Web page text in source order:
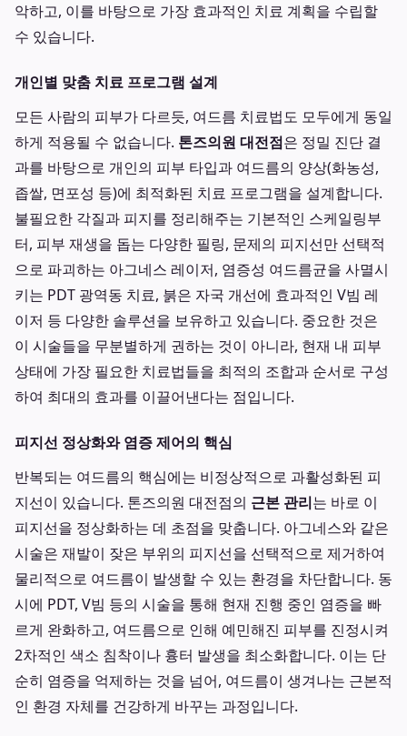
악하고, 이를 바탕으로 가장 효과적인 치료 계획을 수립할
수 있습니다.
개인별 맞춤 치료 프로그램 설계
모든 사람의 피부가 다르듯, 여드름 치료법도 모두에게 동일
하게 적용될 수 없습니다. 톤즈의원 대전점은 정밀 진단 결
과를 바탕으로 개인의 피부 타입과 여드름의 양상(화농성,
좁쌀, 면포성 등)에 최적화된 치료 프로그램을 설계합니다.
불필요한 각질과 피지를 정리해주는 기본적인 스케일링부
터, 피부 재생을 돕는 다양한 필링, 문제의 피지선만 선택적
으로 파괴하는 아그네스 레이저, 염증성 여드름균을 사멸시
키는 PDT 광역동 치료, 붉은 자국 개선에 효과적인 V빔 레
이저 등 다양한 솔루션을 보유하고 있습니다. 중요한 것은
이 시술들을 무분별하게 권하는 것이 아니라, 현재 내 피부
상태에 가장 필요한 치료법들을 최적의 조합과 순서로 구성
하여 최대의 효과를 이끌어낸다는 점입니다.
피지선 정상화와 염증 제어의 핵심
반복되는 여드름의 핵심에는 비정상적으로 과활성화된 피
지선이 있습니다. 톤즈의원 대전점의 근본 관리는 바로 이
피지선을 정상화하는 데 초점을 맞춥니다. 아그네스와 같은
시술은 재발이 잦은 부위의 피지선을 선택적으로 제거하여
물리적으로 여드름이 발생할 수 있는 환경을 차단합니다. 동
시에 PDT, V빔 등의 시술을 통해 현재 진행 중인 염증을 빠
르게 완화하고, 여드름으로 인해 예민해진 피부를 진정시켜
2차적인 색소 침착이나 흉터 발생을 최소화합니다. 이는 단
순히 염증을 억제하는 것을 넘어, 여드름이 생겨나는 근본적
인 환경 자체를 건강하게 바꾸는 과정입니다.